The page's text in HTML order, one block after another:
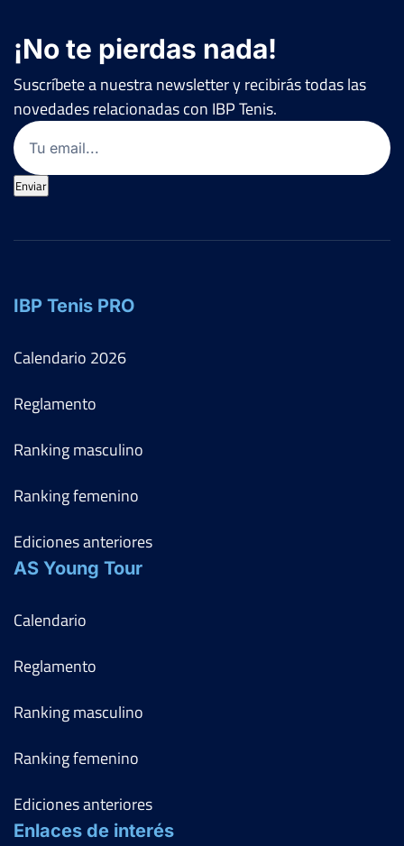
¡No te pierdas nada!
Suscríbete a nuestra newsletter y recibirás todas las
novedades relacionadas con IBP Tenis.
Email
Enviar
IBP Tenis PRO
Calendario 2026
Reglamento
Ranking masculino
Ranking femenino
Ediciones anteriores
AS Young Tour
Calendario
Reglamento
Ranking masculino
Ranking femenino
Ediciones anteriores
Enlaces de interés